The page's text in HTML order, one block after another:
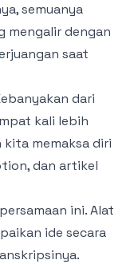
semuanya
mengalir dengan
saat
dari
kali lebih
memaksa diri
dan artikel
ini. Alat
ide secara